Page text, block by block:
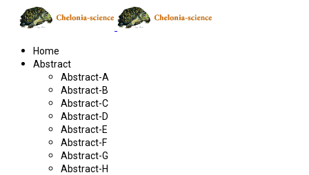
Home
Abstract
Abstract-A
Abstract-B
Abstract-C
Abstract-D
Abstract-E
Abstract-F
Abstract-G
Abstract-H